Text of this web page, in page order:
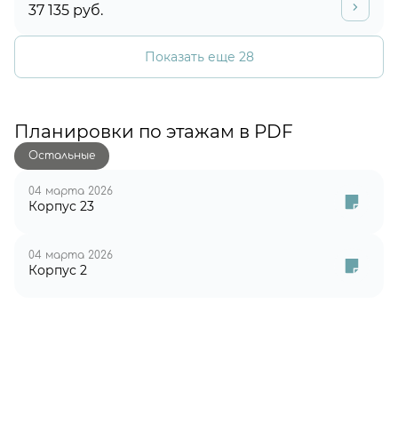
37 135 руб.
Показать еще 28
Планировки по этажам в PDF
Остальные
04 марта 2026
Корпус 23
04 марта 2026
Корпус 2